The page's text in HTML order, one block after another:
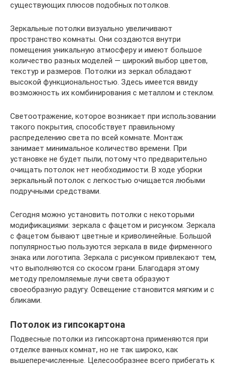
существующих плюсов подобных потолков.
Зеркальные потолки визуально увеличивают
пространство комнаты. Они создаются внутри
помещения уникальную атмосферу и имеют большое
количество разных моделей — широкий выбор цветов,
текстур и размеров. Потолки из зеркал обладают
высокой функциональностью. Здесь имеется ввиду
возможность их комбинирования с металлом и стеклом.
Светоотражение, которое возникает при использовании
такого покрытия, способствует правильному
распределению света по всей комнате. Монтаж
занимает минимальное количество времени. При
установке не будет пыли, потому что предварительно
очищать потолок нет необходимости. В ходе уборки
зеркальный потолок с легкостью очищается любыми
подручными средствами.
Сегодня можно установить потолки с некоторыми
модификациями: зеркала с фацетом и рисунком. Зеркала
с фацетом бывают цветные и криволинейные. Большой
популярностью пользуются зеркала в виде фирменного
знака или логотипа. Зеркала с рисунком привлекают тем,
что выполняются со скосом грани. Благодаря этому
методу преломляемые лучи света образуют
своеобразную радугу. Освещение становится мягким и с
бликами.
Потолок из гипсокартона
Подвесные потолки из гипсокартона применяются при
отделке ванных комнат, но не так широко, как
вышеперечисленные. Целесообразнее всего прибегать к